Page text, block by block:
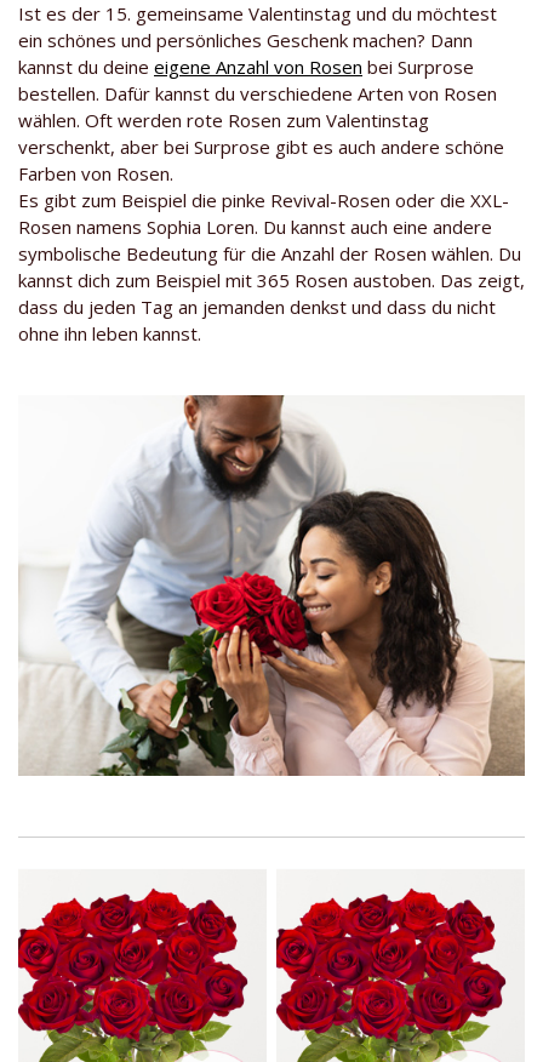
Ist es der 15. gemeinsame Valentinstag und du möchtest
ein schönes und persönliches Geschenk machen? Dann
kannst du deine eigene Anzahl von Rosen bei Surprose
bestellen. Dafür kannst du verschiedene Arten von Rosen
wählen. Oft werden rote Rosen zum Valentinstag
verschenkt, aber bei Surprose gibt es auch andere schöne
Farben von Rosen.
Es gibt zum Beispiel die pinke Revival-Rosen oder die XXL-
Rosen namens Sophia Loren. Du kannst auch eine andere
symbolische Bedeutung für die Anzahl der Rosen wählen. Du
kannst dich zum Beispiel mit 365 Rosen austoben. Das zeigt,
dass du jeden Tag an jemanden denkst und dass du nicht
ohne ihn leben kannst.